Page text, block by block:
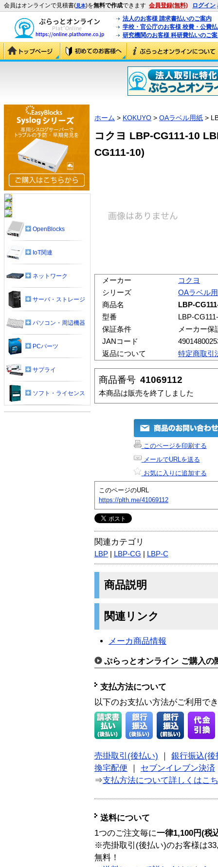
会員はオンラインで見積書(見本)を無料で作成できます 会員登録(無料) ログイン
法人のお客様 請求書払いのご案内
学校・官公庁のお客様 校費・公費
研究機関のお客様 科研費払いのご
ホーム > KOKUYO > OAラベル用紙 >
コクヨ LBP-CG111-10
CG111-10)
メーカー
コクヨ
シリーズ
OAラベル
商品名
LBP-
型番
LBP-
保証条件
メーカー保
JANコード
返品について
特定商取引
商品番号 41069112
本商品は販売を終了しました
このページを印刷する
メールでURLを送る
お気に入りに追加する
このページのURL
https://plth.me/41069112
関連カテゴリ
LBP LBP-CG LBP-C
商品説明
関連リンク
メーカ商品情報
ぷらっとオンライン ご購入の
支払方法について
以下のお支払い方法がご利用で
売掛取引(後払い)
銀行振込(後
換宅配便
セブンイレブン決済
⇒支払方法について詳しくはこ
送料について
1つのご注文毎に一律1,100円(税
※売掛取引(後払い)のお客様は
無料！
OpenBlocks
IoT関連
ネットワーク
サーバ・ストレージ
パソコン・周辺機器
PCパーツ
サプライ
ソフト・ライセンス